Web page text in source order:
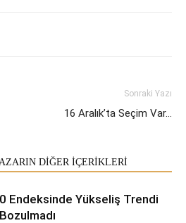
Sonraki Yazı
16 Aralık’ta Seçim Var…
DİĞER İÇERİKLERİ
Endeksinde Yükseliş Trendi